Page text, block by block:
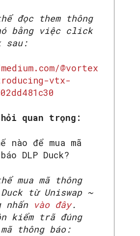
đọc them thông
bằng việc click
sau:
@vortex
vtx-
hỏi quan trọng:
nào để mua mã
DLP Duck?
mua mã thông
Duck từ Uniswap ~
nhấn vào đây.
kiểm trã đúng
thông báo: